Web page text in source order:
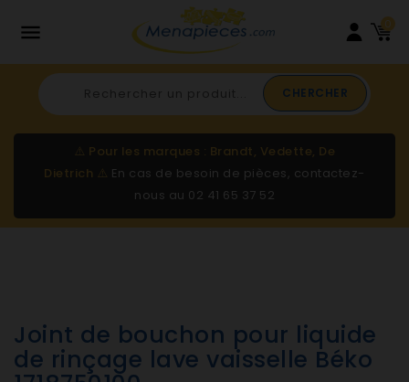
 0
CHERCHER
⚠️ Pour les marques : Brandt, Vedette, De
Dietrich ⚠️ En cas de besoin de pièces, contactez-
nous au 02 41 65 37 52
Joint de bouchon pour liquide
de rinçage lave vaisselle Béko